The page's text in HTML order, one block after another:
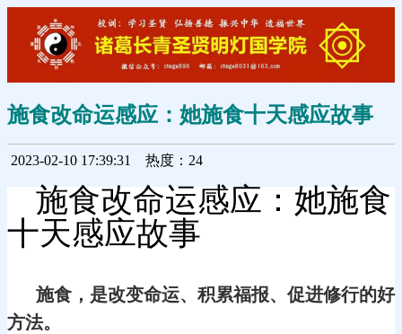
施食改命运感应：她施食十天感应故事
2023-02-10 17:39:31 热度：24
施食改命运感应：她施食
十天感应故事
施食，是改变命运、积累福报、促进修行的好
方法。